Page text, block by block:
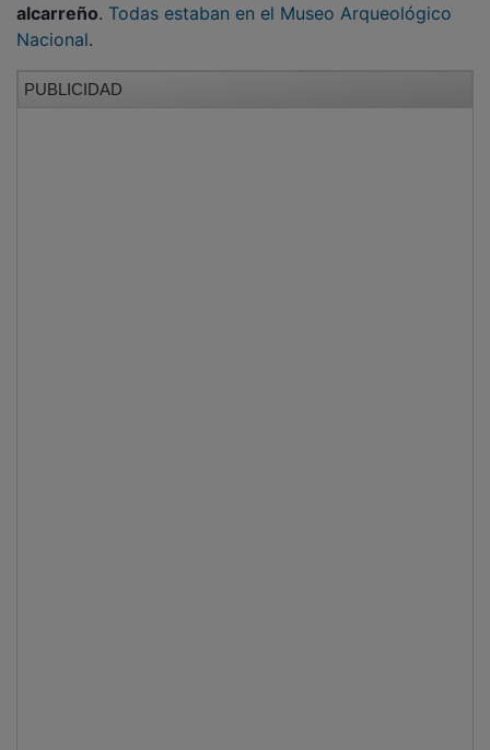
alcarreño. Todas estaban en el Museo Arqueológico
Nacional.
PUBLICIDAD